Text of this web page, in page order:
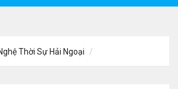
Thời Sự Hải Ngoại